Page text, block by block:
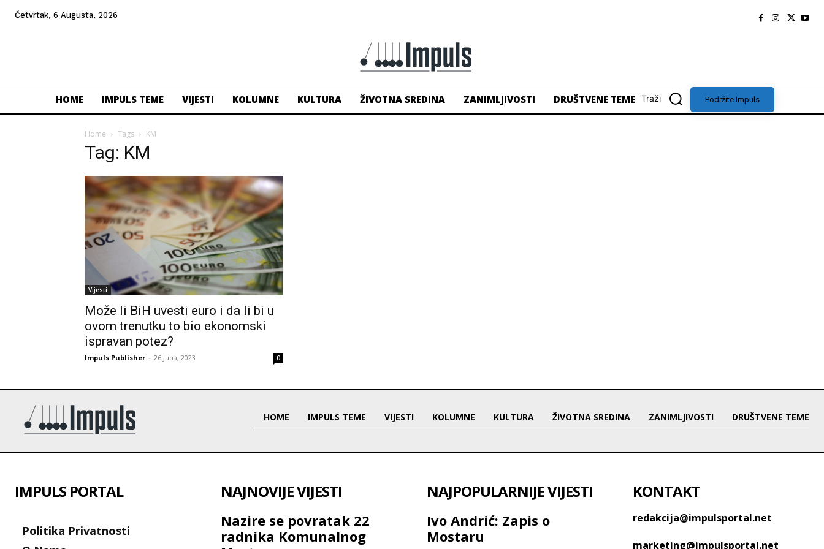
Četvrtak, 6 Augusta, 2026
HOME IMPULS TEME VIJESTI KOLUMNE KULTURA ŽIVOTNA SREDINA ZANIMLJIVOSTI DRUŠTVENE TEME Traži Podržite Impuls
Home Tags KM
Tag: KM
Vijesti
Može li BiH uvesti euro i da li bi u
ovom trenutku to bio ekonomski
ispravan potez?
Impuls Publisher - 26 Juna, 2023 0
HOME IMPULS TEME VIJESTI KOLUMNE KULTURA ŽIVOTNA SREDINA ZANIMLJIVOSTI DRUŠTVENE TEME
IMPULS PORTAL
Politika Privatnosti
NAJNOVIJE VIJESTI
Nazire se povratak 22
radnika Komunalnog
NAJPOPULARNIJE VIJESTI
Ivo Andrić: Zapis o
Mostaru
KONTAKT
redakcija@impulsportal.net
marketing@impulsportal.net